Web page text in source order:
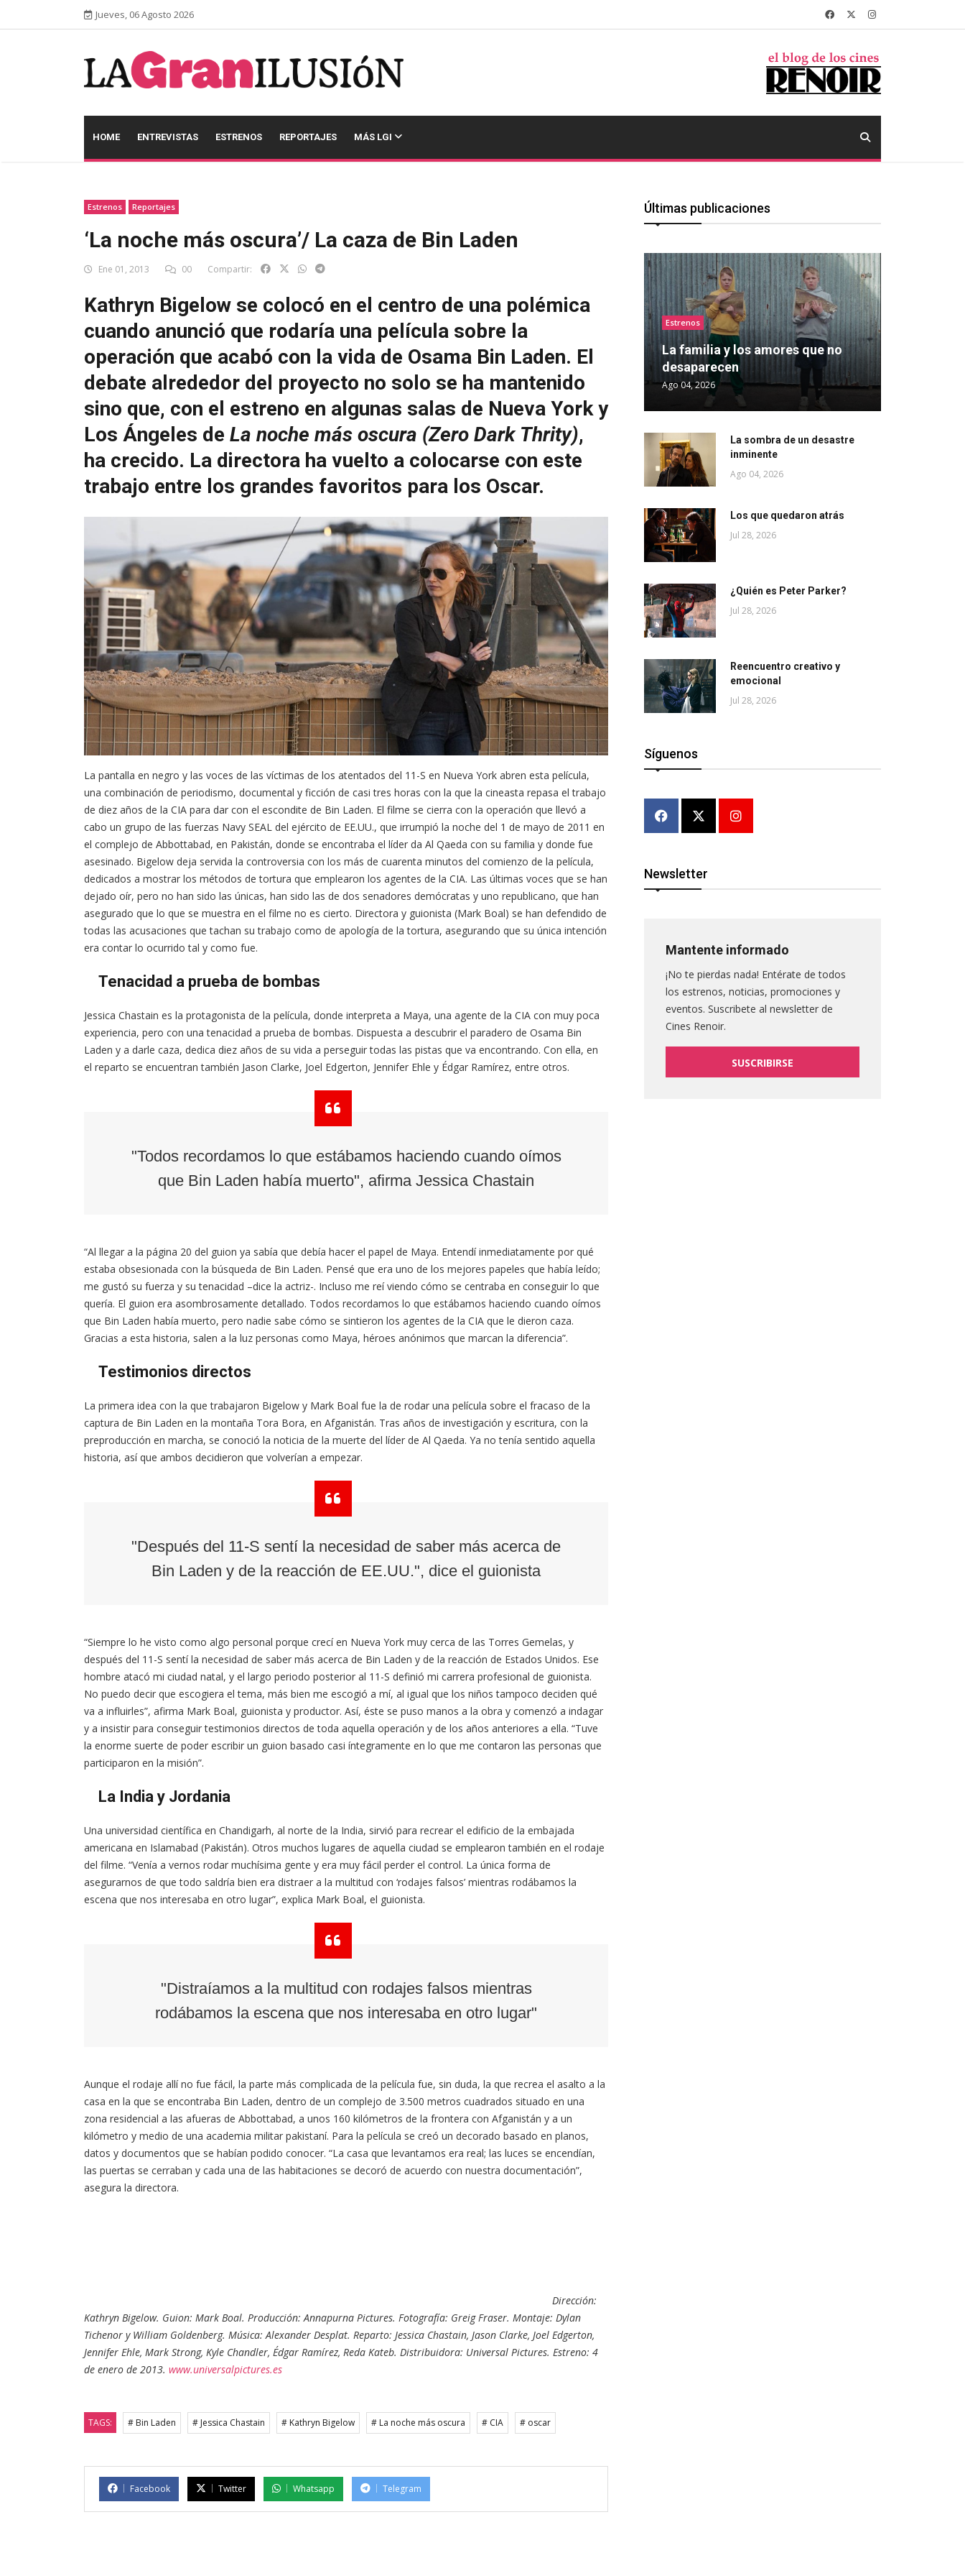
Jueves, 06 Agosto 2026
HOME ENTREVISTAS ESTRENOS REPORTAJES MÁS LGI
Estrenos Reportajes
‘La noche más oscura’/ La caza de Bin Laden
Ene 01, 2013 00 Compartir:
Kathryn Bigelow se colocó en el centro de una polémica
cuando anunció que rodaría una película sobre la
operación que acabó con la vida de Osama Bin Laden. El
debate alrededor del proyecto no solo se ha mantenido
sino que, con el estreno en algunas salas de Nueva York y
Los Ángeles de La noche más oscura (Zero Dark Thrity),
ha crecido. La directora ha vuelto a colocarse con este
trabajo entre los grandes favoritos para los Oscar.
La pantalla en negro y las voces de las víctimas de los atentados del 11-S en Nueva York abren esta película,
una combinación de periodismo, documental y ficción de casi tres horas con la que la cineasta repasa el trabajo
de diez años de la CIA para dar con el escondite de Bin Laden. El filme se cierra con la operación que llevó a
cabo un grupo de las fuerzas Navy SEAL del ejército de EE.UU., que irrumpió la noche del 1 de mayo de 2011 en
el complejo de Abbottabad, en Pakistán, donde se encontraba el líder da Al Qaeda con su familia y donde fue
asesinado. Bigelow deja servida la controversia con los más de cuarenta minutos del comienzo de la película,
dedicados a mostrar los métodos de tortura que emplearon los agentes de la CIA. Las últimas voces que se han
dejado oír, pero no han sido las únicas, han sido las de dos senadores demócratas y uno republicano, que han
asegurado que lo que se muestra en el filme no es cierto. Directora y guionista (Mark Boal) se han defendido de
todas las acusaciones que tachan su trabajo como de apología de la tortura, asegurando que su única intención
era contar lo ocurrido tal y como fue.
Tenacidad a prueba de bombas
Jessica Chastain es la protagonista de la película, donde interpreta a Maya, una agente de la CIA con muy poca
experiencia, pero con una tenacidad a prueba de bombas. Dispuesta a descubrir el paradero de Osama Bin
Laden y a darle caza, dedica diez años de su vida a perseguir todas las pistas que va encontrando. Con ella, en
el reparto se encuentran también Jason Clarke, Joel Edgerton, Jennifer Ehle y Édgar Ramírez, entre otros.
"Todos recordamos lo que estábamos haciendo cuando oímos
que Bin Laden había muerto", afirma Jessica Chastain
“Al llegar a la página 20 del guion ya sabía que debía hacer el papel de Maya. Entendí inmediatamente por qué
estaba obsesionada con la búsqueda de Bin Laden. Pensé que era uno de los mejores papeles que había leído;
me gustó su fuerza y su tenacidad –dice la actriz-. Incluso me reí viendo cómo se centraba en conseguir lo que
quería. El guion era asombrosamente detallado. Todos recordamos lo que estábamos haciendo cuando oímos
que Bin Laden había muerto, pero nadie sabe cómo se sintieron los agentes de la CIA que le dieron caza.
Gracias a esta historia, salen a la luz personas como Maya, héroes anónimos que marcan la diferencia”.
Testimonios directos
La primera idea con la que trabajaron Bigelow y Mark Boal fue la de rodar una película sobre el fracaso de la
captura de Bin Laden en la montaña Tora Bora, en Afganistán. Tras años de investigación y escritura, con la
preproducción en marcha, se conoció la noticia de la muerte del líder de Al Qaeda. Ya no tenía sentido aquella
historia, así que ambos decidieron que volverían a empezar.
"Después del 11-S sentí la necesidad de saber más acerca de
Bin Laden y de la reacción de EE.UU.", dice el guionista
“Siempre lo he visto como algo personal porque crecí en Nueva York muy cerca de las Torres Gemelas, y
después del 11-S sentí la necesidad de saber más acerca de Bin Laden y de la reacción de Estados Unidos. Ese
hombre atacó mi ciudad natal, y el largo periodo posterior al 11-S definió mi carrera profesional de guionista.
No puedo decir que escogiera el tema, más bien me escogió a mí, al igual que los niños tampoco deciden qué
va a influirles”, afirma Mark Boal, guionista y productor. Así, éste se puso manos a la obra y comenzó a indagar
y a insistir para conseguir testimonios directos de toda aquella operación y de los años anteriores a ella. “Tuve
la enorme suerte de poder escribir un guion basado casi íntegramente en lo que me contaron las personas que
participaron en la misión”.
La India y Jordania
Una universidad científica en Chandigarh, al norte de la India, sirvió para recrear el edificio de la embajada
americana en Islamabad (Pakistán). Otros muchos lugares de aquella ciudad se emplearon también en el rodaje
del filme. “Venía a vernos rodar muchísima gente y era muy fácil perder el control. La única forma de
asegurarnos de que todo saldría bien era distraer a la multitud con ‘rodajes falsos’ mientras rodábamos la
escena que nos interesaba en otro lugar”, explica Mark Boal, el guionista.
"Distraíamos a la multitud con rodajes falsos mientras
rodábamos la escena que nos interesaba en otro lugar"
Aunque el rodaje allí no fue fácil, la parte más complicada de la película fue, sin duda, la que recrea el asalto a la
casa en la que se encontraba Bin Laden, dentro de un complejo de 3.500 metros cuadrados situado en una
zona residencial a las afueras de Abbottabad, a unos 160 kilómetros de la frontera con Afganistán y a un
kilómetro y medio de una academia militar pakistaní. Para la película se creó un decorado basado en planos,
datos y documentos que se habían podido conocer. “La casa que levantamos era real; las luces se encendían,
las puertas se cerraban y cada una de las habitaciones se decoró de acuerdo con nuestra documentación”,
asegura la directora.
Dirección:
Kathryn Bigelow. Guion: Mark Boal. Producción: Annapurna Pictures. Fotografía: Greig Fraser. Montaje: Dylan
Tichenor y William Goldenberg. Música: Alexander Desplat. Reparto: Jessica Chastain, Jason Clarke, Joel Edgerton,
Jennifer Ehle, Mark Strong, Kyle Chandler, Édgar Ramírez, Reda Kateb. Distribuidora: Universal Pictures. Estreno: 4
de enero de 2013. www.universalpictures.es
TAGS: # Bin Laden # Jessica Chastain # Kathryn Bigelow # La noche más oscura # CIA # oscar
Facebook Twitter Whatsapp Telegram
Últimas publicaciones
Estrenos
La familia y los amores que no
desaparecen
Ago 04, 2026
La sombra de un desastre
inminente
Ago 04, 2026
Los que quedaron atrás
Jul 28, 2026
¿Quién es Peter Parker?
Jul 28, 2026
Reencuentro creativo y
emocional
Jul 28, 2026
Síguenos
Newsletter
Mantente informado
¡No te pierdas nada! Entérate de todos
los estrenos, noticias, promociones y
eventos. Suscribete al newsletter de
Cines Renoir.
SUSCRIBIRSE